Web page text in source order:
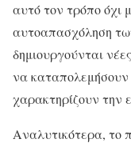
αυτό τον τρόπο όχι
αυτοαπασχόληση
δημιουργούνται
να
χαρακτηρίζουν την
Αναλυτικότερα, το